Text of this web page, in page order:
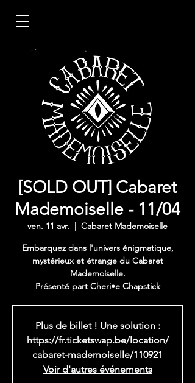
[SOLD OUT] Cabaret
Mademoiselle - 11/04
ven. 11 avr.
  |
Cabaret Mademoiselle
Embarquez dans l'univers énigmatique,
mystérieux et étrange du Cabaret
Mademoiselle.
Présenté part Cheri•e Chapstick
Plus de billet ! Une solution :
https://fr.ticketswap.be/location/
cabaret-mademoiselle/110921
Voir d'autres événements